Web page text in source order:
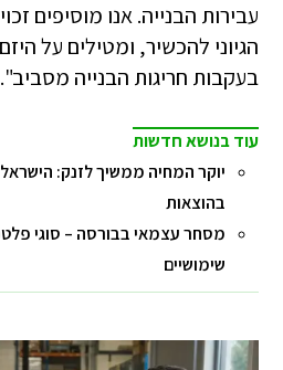
עבירות הבנייה. אנו מוסיפים
הגיוני להכשיר, ומטילים על
בעקבות חריגות הבנייה מסביב".
עוד בנושא חדשות
יוקר המחיה ממשיך לזנק:
בהוצאות
מסחר עצמאי בבורסה – סוגי
שימושיים